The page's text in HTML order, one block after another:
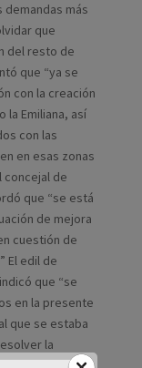
demandas más
que
del resto de
que “ya se
con la creación
la Emiliana, así
con las
en esas zonas
concejal de
que “se está
de mejora
cuestión de
El edil de
que “se
en la presente
que se estaba
la